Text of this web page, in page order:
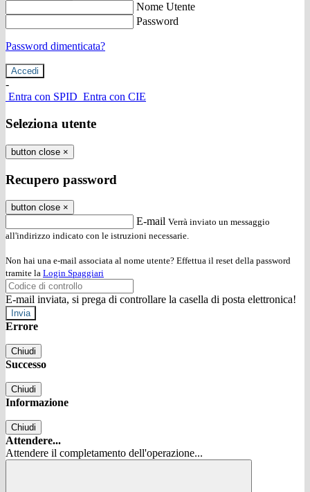
Nome Utente
Password
Password dimenticata?
-
Entra con SPID Entra con CIE
Seleziona utente
button close ×
Recupero password
button close ×
E-mail Verrà inviato un messaggio
all'indirizzo indicato con le istruzioni necessarie.
Non hai una e-mail associata al nome utente? Effettua il reset della password
tramite la Login Spaggiari
E-mail inviata, si prega di controllare la casella di posta elettronica!
Errore
Chiudi
Successo
Chiudi
Informazione
Chiudi
Attendere...
Attendere il completamento dell'operazione...